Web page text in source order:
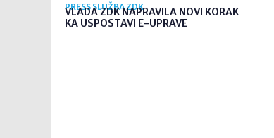
PRESS SLUŽBA ZDK
VLADA ZDK NAPRAVILA NOVI KORAK
KA USPOSTAVI E-UPRAVE